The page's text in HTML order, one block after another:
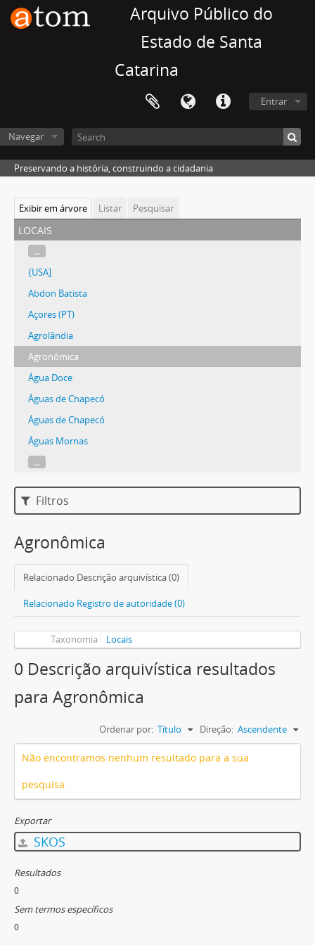
Arquivo Público do
Estado de Santa
Catarina
Entrar
Navegar
Preservando a história, construindo a cidadania
Exibir em árvore Listar Pesquisar
locais
...
{USA]
Abdon Batista
Açores (PT)
Agrolândia
Agronômica
Água Doce
Águas de Chapecó
Águas de Chapecó
Águas Mornas
...
Filtros
Agronômica
Relacionado Descrição arquivística (0)
Relacionado Registro de autoridade (0)
Taxonomia Locais
0 Descrição arquivística resultados
para Agronômica
Ordenar por: Título Direção: Ascendente
Não encontramos nenhum resultado para a sua
pesquisa.
Exportar
SKOS
Resultados
0
Sem termos específicos
0